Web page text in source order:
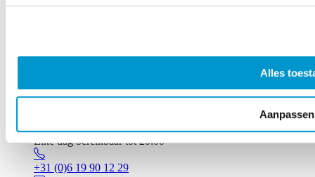
Alles
Aanpassen
Elke dag bereikbaar tot 20:00
+31 (0)6 19 90 12 29